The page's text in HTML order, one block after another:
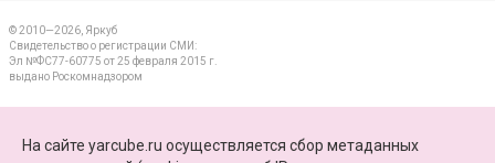
© 2010—2026, Яркуб
Свидетельство о регистрации СМИ:
Эл №ФС77-60775 от 25 февраля 2015 г.
выдано Роскомнадзором
На сайте yarcube.ru осуществляется сбор метаданных